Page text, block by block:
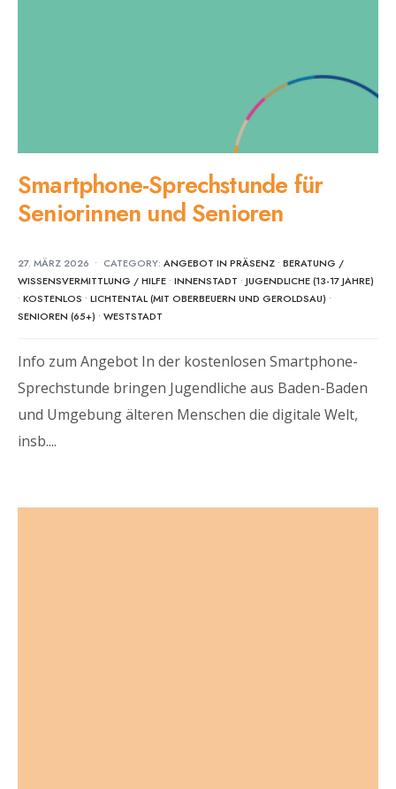
Smartphone-Sprechstunde für
Seniorinnen und Senioren
27. MÄRZ 2026 • CATEGORY: ANGEBOT IN PRÄSENZ • BERATUNG /
WISSENSVERMITTLUNG / HILFE • INNENSTADT •JUGENDLICHE (13-17 JAHRE)
• KOSTENLOS • LICHTENTAL (MIT OBERBEUERN UND GEROLDSAU) •
SENIOREN (65+) • WESTSTADT
Info zum Angebot In der kostenlosen Smartphone-
Sprechstunde bringen Jugendliche aus Baden-Baden
und Umgebung älteren Menschen die digitale Welt,
insb....